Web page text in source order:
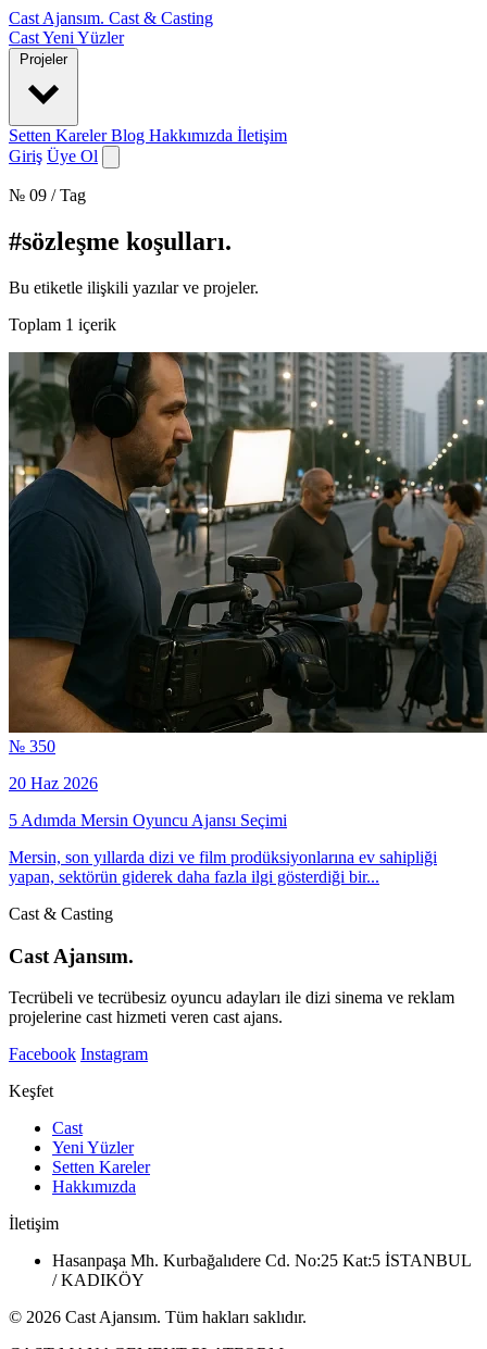
Cast Ajansım. Cast & Casting
CastYeni Yüzler
Projeler
Setten KarelerBlog Hakkımızda İletişim
Giriş Üye Ol
№ 09 / Tag
#sözleşme koşulları.
Bu etiketle ilişkili yazılar ve projeler.
Toplam 1 içerik
№ 350
20 Haz 2026
5 Adımda Mersin Oyuncu Ajansı Seçimi
Mersin, son yıllarda dizi ve film prodüksiyonlarına ev sahipliği
yapan, sektörün giderek daha fazla ilgi gösterdiği bir...
Cast & Casting
Cast Ajansım.
Tecrübeli ve tecrübesiz oyuncu adayları ile dizi sinema ve reklam
projelerine cast hizmeti veren cast ajans.
Facebook Instagram
Keşfet
Cast
Yeni Yüzler
Setten Kareler
Hakkımızda
İletişim
Hasanpaşa Mh. Kurbağalıdere Cd. No:25 Kat:5 İSTANBUL
/ KADIKÖY
© 2026 Cast Ajansım. Tüm hakları saklıdır.